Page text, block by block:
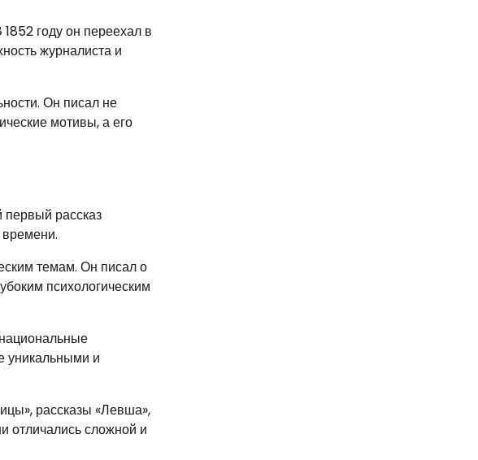
году он переехал в
журналиста и
Он писал не
мотивы, а его
первый рассказ
темам. Он писал о
психологическим
уникальными и
рассказы «Левша»,
отличались сложной и